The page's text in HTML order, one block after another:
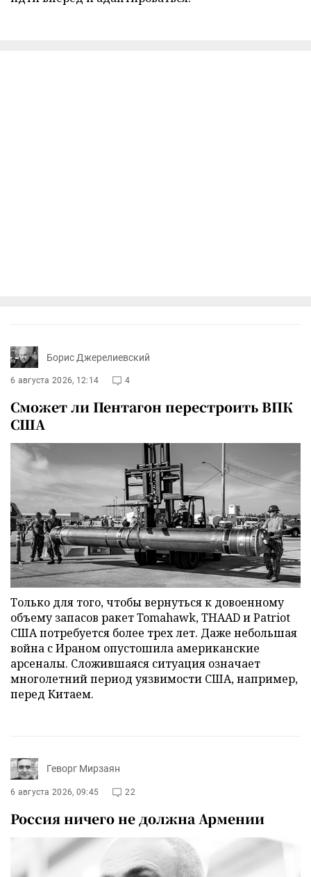
Борис Джерелиевский
6 августа 2026, 12:14 4
Сможет ли Пентагон перестроить ВПК
США
Только для того, чтобы вернуться к довоенному
объему запасов ракет Tomahawk, THAAD и Patriot
США потребуется более трех лет. Даже небольшая
война с Ираном опустошила американские
арсеналы. Сложившаяся ситуация означает
многолетний период уязвимости США, например,
перед Китаем.
Геворг Мирзаян
6 августа 2026, 09:45 22
Россия ничего не должна Армении